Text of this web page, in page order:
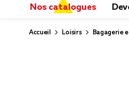
Nos catalogues
Accueil Loisirs Bagagerie